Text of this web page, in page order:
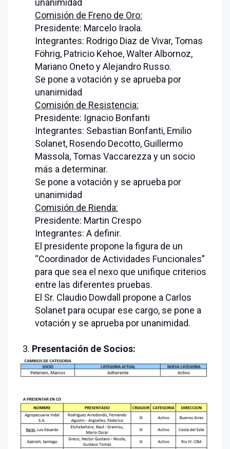
Comisión de Freno de Oro:
Presidente: Marcelo Iraola.
Integrantes: Rodrigo Diaz de Vivar, Tomas
Föhrig, Patricio Kehoe, Walter Albornoz,
Mariano Oneto y Alejandro Russo.
Se pone a votación y se aprueba por
unanimidad
Comisión de Resistencia:
Presidente: Ignacio Bonfanti
Integrantes: Sebastian Bonfanti, Emilio
Solanet, Rosendo Decotto, Guillermo
Massola, Tomas Vaccarezza y un socio
más a determinar.
Se pone a votación y se aprueba por
unanimidad
Comisión de Rienda:
Presidente: Martin Crespo
Integrantes: A definir.
El presidente propone la figura de un
“Coordinador de Actividades Funcionales”
para que sea el nexo que unifique criterios
entre las diferentes pruebas.
El Sr. Claudio Dowdall propone a Carlos
Solanet para ocupar ese cargo, se pone a
votación y se aprueba por unanimidad.
Presentación de Socios: